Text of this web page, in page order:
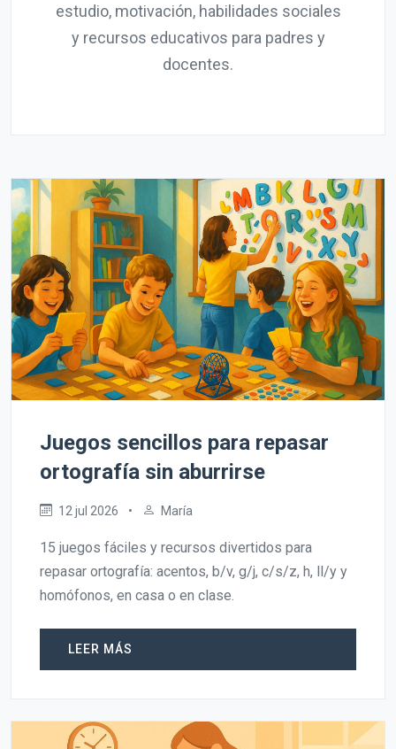
estudio, motivación, habilidades sociales
y recursos educativos para padres y
docentes.
Juegos sencillos para repasar
ortografía sin aburrirse
12 jul 2026 • María
15 juegos fáciles y recursos divertidos para
repasar ortografía: acentos, b/v, g/j, c/s/z, h, ll/y y
homófonos, en casa o en clase.
LEER MÁS